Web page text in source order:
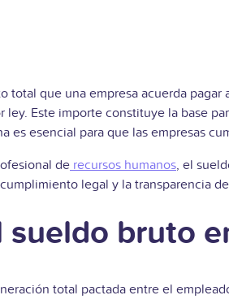
total que una empresa acuerda
ley. Este importe constituye la base
es esencial para que las empresas
de recursos humanos, el
legal y la transparencia
sueldo bruto
total pactada entre el